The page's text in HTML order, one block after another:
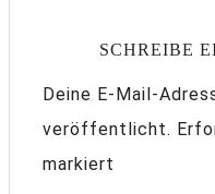
SCHREIBE
Deine E-Mail-
veröffentlicht.
markiert